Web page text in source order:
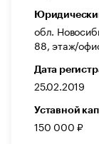
обл.
88, этаж/
Дата
25.02.2019
Уставной
150 000 ₽